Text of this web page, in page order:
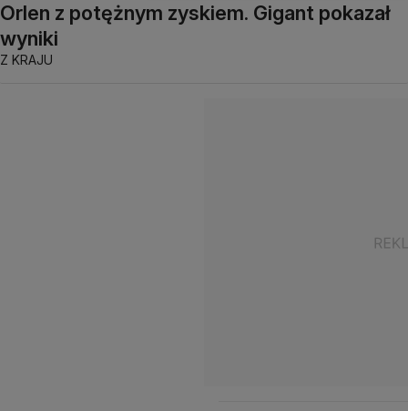
Orlen z potężnym zyskiem. Gigant pokazał
wyniki
Z KRAJU